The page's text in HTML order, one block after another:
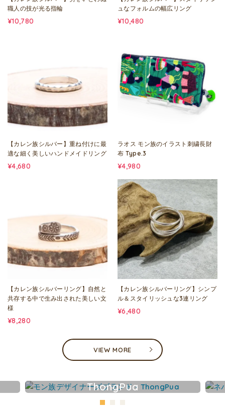
職人の技が光る指輪
¥10,780
ュなフォルムの幅広リング
¥10,480
【カレン族シルバー】重ね付けに最
適な細く美しいハンドメイドリング
¥4,680
ラオス モン族のイラスト刺繍長財
布 Type.3
¥4,980
【カレン族シルバーリング】自然と
共存する中で生み出された美しい文
様
¥8,280
【カレン族シルバーリング】シンプ
ル＆スタイリッシュな3連リング
¥6,480
VIEW MORE
ThongPua